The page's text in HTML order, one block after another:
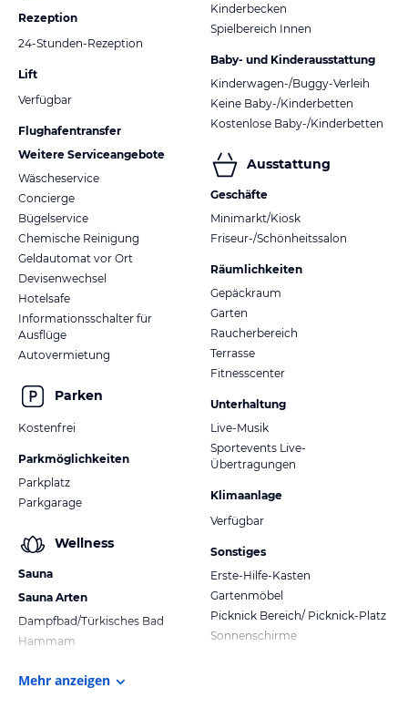
Rezeption
24-Stunden-Rezeption
Lift
Verfügbar
Flughafentransfer
Weitere Serviceangebote
Wäscheservice
Concierge
Bügelservice
Chemische Reinigung
Geldautomat vor Ort
Devisenwechsel
Hotelsafe
Informationsschalter für
Ausflüge
Autovermietung
Parken
Kostenfrei
Parkmöglichkeiten
Parkplatz
Parkgarage
Wellness
Sauna
Sauna Arten
Dampfbad/Türkisches Bad
Hammam
Kinderbecken
Spielbereich Innen
Baby- und Kinderausstattung
Kinderwagen-/Buggy-Verleih
Keine Baby-/Kinderbetten
Kostenlose Baby-/Kinderbetten
Ausstattung
Geschäfte
Minimarkt/Kiosk
Friseur-/Schönheitssalon
Räumlichkeiten
Gepäckraum
Garten
Raucherbereich
Terrasse
Fitnesscenter
Unterhaltung
Live-Musik
Sportevents Live-
Übertragungen
Klimaanlage
Verfügbar
Sonstiges
Erste-Hilfe-Kasten
Gartenmöbel
Picknick Bereich/ Picknick-Platz
Sonnenschirme
Mehr anzeigen